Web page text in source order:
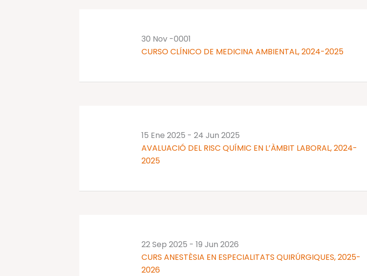
CURSO CLÍNICO DE MEDICINA AMBIENTAL, 2024-2025
30 Nov -0001
AVALUACIÓ DEL RISC QUÍMIC EN L’ÀMBIT LABORAL, 2024-
2025
15 Ene 2025 - 24 Jun 2025
CURS ANESTÈSIA EN ESPECIALITATS QUIRÚRGIQUES, 2025-
2026
22 Sep 2025 - 19 Jun 2026